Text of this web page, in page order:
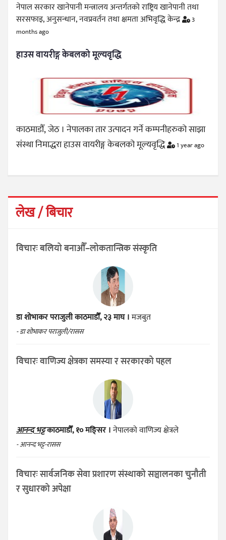
नेपाल सरकार खानेपानी मन्त्रालय अन्तर्गतको राष्ट्रिय खानेपानी तथा
सरसफाइ, अनुसन्धान, नवप्रवर्तन तथा क्षमता अभिवृद्धि केन्द्र
3
months ago
हाउस वायरीङ्ग केबलको मूल्यवृद्धि
काठमाडौँ, जेठ । नेपालका तार उत्पादन गर्ने कम्पनीहरुको साझा
संस्था निमाद्धरा हाउस वायरीङ्ग केबलको मूल्यवृद्धि
1 year ago
लेख / बिचार
विचारः बलियो बनाऔँ–लोकतान्त्रिक संस्कृति
डा शोभाकर पराजुलीकाठमाडौँ, २३ माघ ।मजबुत
- डा शोभाकर पराजुली/रासस
विचारः वाणिज्य क्षेत्रका समस्या र सरकारको पहल
आनन्द भट्टकाठमाडौँ, १० मङ्सिर ।नेपालको वाणिज्य क्षेत्रले
- आनन्द भट्ट-रासस
विचारः सार्वजनिक सेवा प्रशारण संस्थाको सञ्चालनका चुनौती
र सुधारको अपेक्षा